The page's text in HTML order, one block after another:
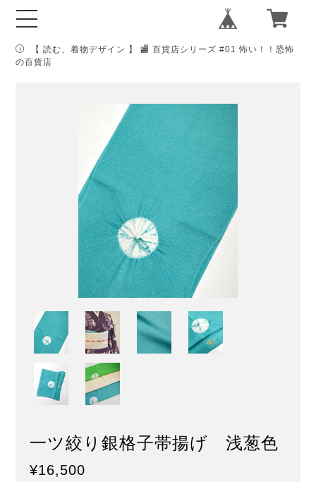
【 読む、着物デザイン 】 🏬 百貨店シリーズ #01 怖い！！恐怖
の百貨店
一ツ絞り銀格子帯揚げ 浅葱色
¥16,500